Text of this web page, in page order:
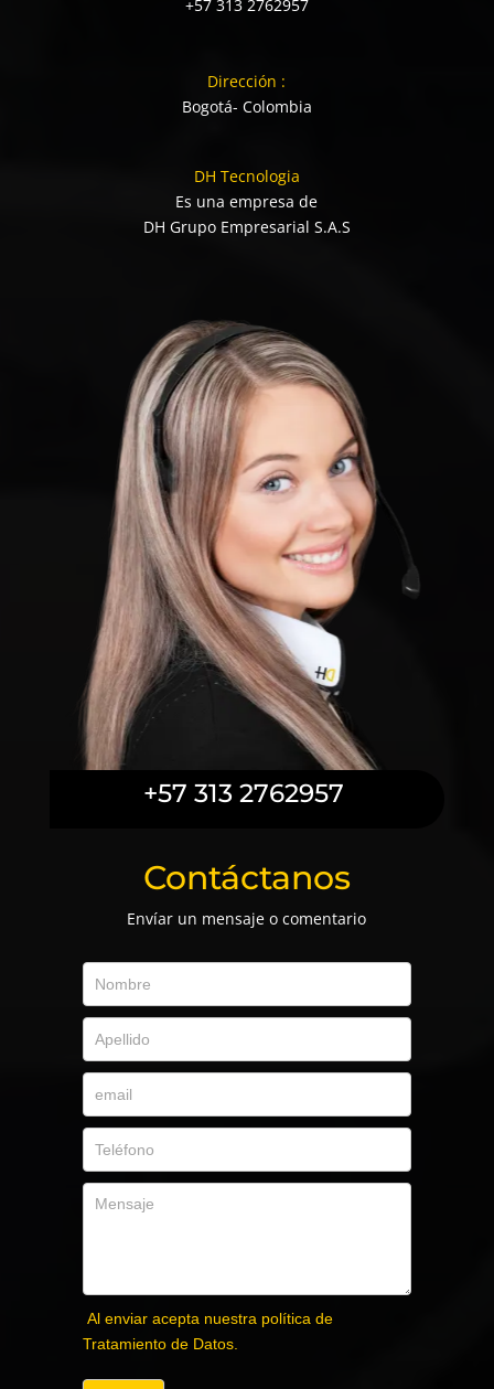
+57 313 2762957
Dirección :
Bogotá- Colombia
DH Tecnologia
Es una empresa de
DH Grupo Empresarial S.A.S
+57 313 2762957
Contáctanos
Envíar un mensaje o comentario
Al enviar acepta nuestra política de
Tratamiento de Datos.